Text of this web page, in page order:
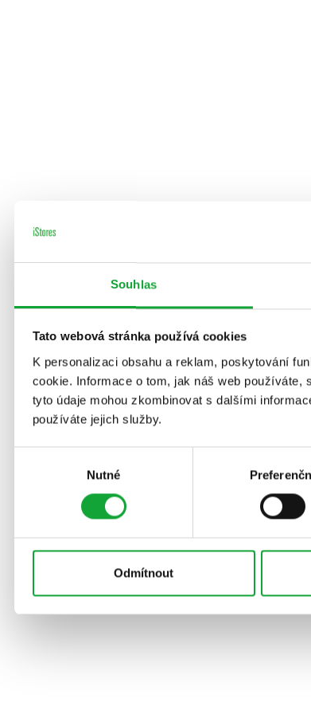
Souhlas
Tato webová stránka používá cookies
K personalizaci obsahu a reklam, poskytování
cookie. Informace o tom, jak náš web
tyto údaje mohou zkombinovat s dalšími
používáte jejich služby.
Nutné
Odmítnout